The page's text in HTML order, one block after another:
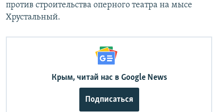
против строительства оперного театра на мысе
Хрустальный.
Крым, читай нас в Google News
Подписаться